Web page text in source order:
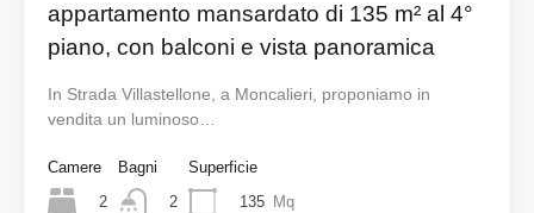
appartamento mansardato di 135 m² al 4°
piano, con balconi e vista panoramica
In Strada Villastellone, a Moncalieri, proponiamo in
vendita un luminoso…
Camere
2
Bagni
2
Superficie
135 Mq